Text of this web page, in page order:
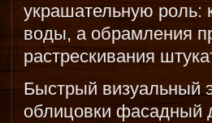
украшательную роль:
воды, а обрамления
растрескивания
Быстрый визуальный
облицовки фасадный